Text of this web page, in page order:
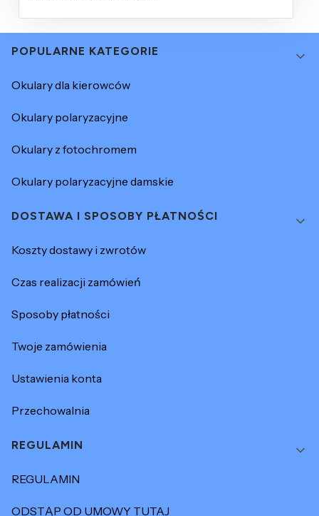
Linki w stopce
POPULARNE KATEGORIE
Okulary dla kierowców
Okulary polaryzacyjne
Okulary z fotochromem
Okulary polaryzacyjne damskie
DOSTAWA I SPOSOBY PŁATNOŚCI
Koszty dostawy i zwrotów
Czas realizacji zamówień
Sposoby płatności
Twoje zamówienia
Ustawienia konta
Przechowalnia
REGULAMIN
REGULAMIN
ODSTĄP OD UMOWY TUTAJ